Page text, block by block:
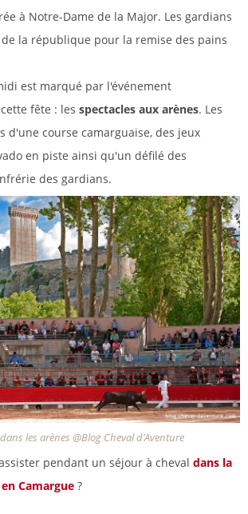
à Notre-Dame de la Major. Les gardians
la république pour la remise des pains
est marqué par l'événement
fête : les spectacles aux arènes. Les
d'une course camarguaise, des jeux
en piste ainsi qu'un défilé des
des gardians.
les arènes @Blog Cheval d'Aventure
pendant un séjour à cheval dans la
Camargue ?